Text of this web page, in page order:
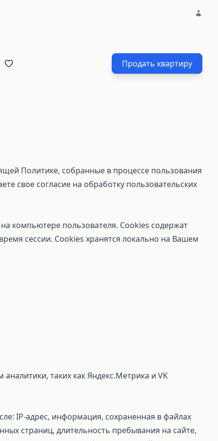
Продать квартиру
Политике, собранные в процессе пользования
свое согласие на обработку пользовательских
компьютере пользователя. Cookies содержат
сессии. Cookies хранятся локально на Вашем
таких как Яндекс.Метрика и VK
IP-адрес, информация, сохраненная в файлах
страниц, длительность пребывания на сайте,